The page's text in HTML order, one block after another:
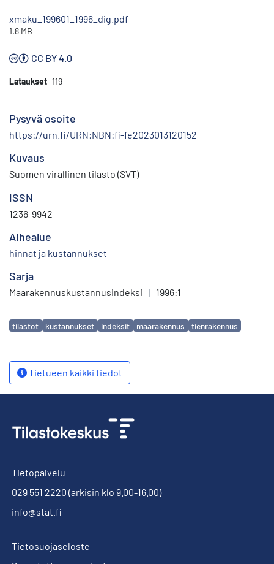
xmaku_199601_1996_dig.pdf
1.8 MB
CC BY 4.0
Lataukset 119
Pysyvä osoite
https://urn.fi/URN:NBN:fi-fe2023013120152
Kuvaus
Suomen virallinen tilasto (SVT)
ISSN
1236-9942
Aihealue
hinnat ja kustannukset
Sarja
Maarakennuskustannusindeksi | 1996:1
Avainsanat
tilastot kustannukset indeksit maarakennus tienrakennus
Tietueen kaikki tiedot
Tietopalvelu
029 551 2220 (arkisin klo 9.00-16.00)
info@stat.fi
Tietosuojaseloste